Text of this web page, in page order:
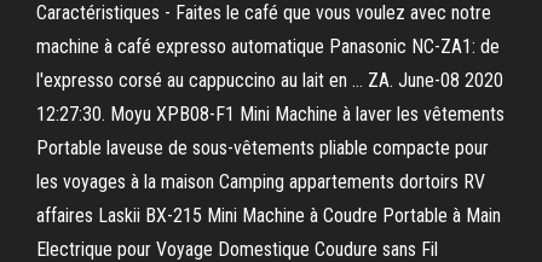
Caractéristiques - Faites le café que vous voulez avec notre
machine à café expresso automatique Panasonic NC-ZA1: de
l'expresso corsé au cappuccino au lait en … ZA. June-08 2020
12:27:30. Moyu XPB08-F1 Mini Machine à laver les vêtements
Portable laveuse de sous-vêtements pliable compacte pour
les voyages à la maison Camping appartements dortoirs RV
affaires Laskii BX-215 Mini Machine à Coudre Portable à Main
Electrique pour Voyage Domestique Coudure sans Fil